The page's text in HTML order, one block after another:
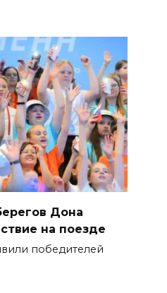
Дона
на поезде
победителей